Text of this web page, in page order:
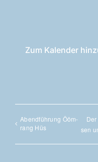
Zum Kalender
Abend­füh­rung Ööm­
rang Hüs
sen